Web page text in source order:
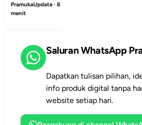
jernih, berani,
dan tetap santun
gagasan lebih
mudah diterima
PramukaUpdate · 8
menit
Saluran WhatsApp
Dapatkan tulisan pilihan,
info produk digital tanpa
website setiap hari.